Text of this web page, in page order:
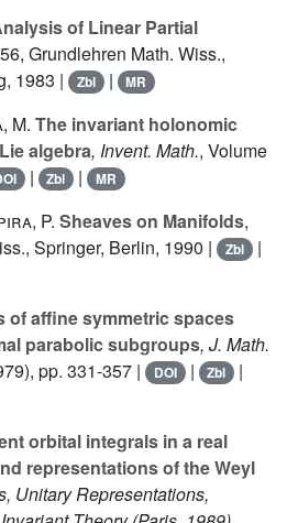
of Linear Partial
, Grundlehren Math. Wiss.,
1983 |
Zbl | MR
M. The invariant holonomic
algebra, Invent. Math., Volume
| Zbl | MR
P. Sheaves on Manifolds,
Springer, Berlin, 1990 | Zbl |
of affine symmetric spaces
parabolic subgroups, J. Math.
pp. 331-357 | DOI | Zbl |
orbital integrals in a real
representations of the Weyl
Unitary Representations,